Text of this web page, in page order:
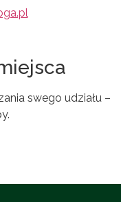
swego udziału –